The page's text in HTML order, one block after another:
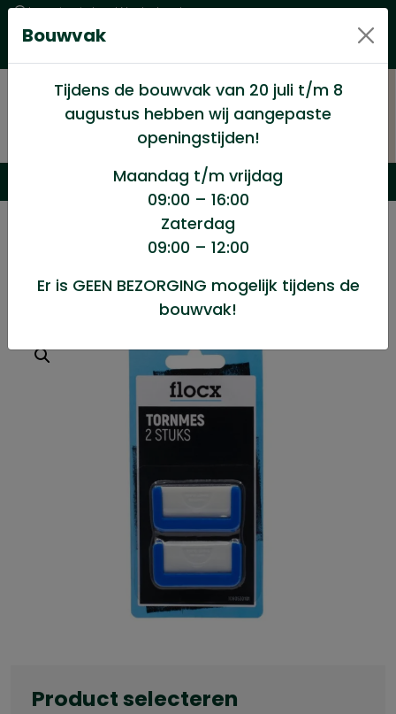
Levering in heel Nederland
Goede kwaliteitsproducten met een eerlijke prijs
Verf en Verfwaren/Tornmesjes 2st
Tornmesjes 2st
Product selecteren
Bouwvak
Tijdens de bouwvak van 20 juli t/m 8
augustus hebben wij aangepaste
openingstijden!
Maandag t/m vrijdag
09:00 – 16:00
Zaterdag
09:00 – 12:00
Er is GEEN BEZORGING mogelijk tijdens de
bouwvak!